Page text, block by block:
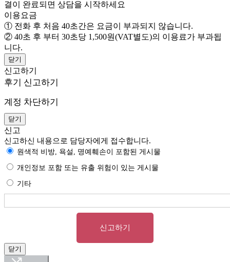
결이 완료되면 상담을 시작하세요
이용요금
① 전화 후 처음 40초간은 요금이 부과되지 않습니다.
② 40초 후 부터 30초당 1,500원(VAT별도)의 이용료가 부과됩
니다.
닫기
신고하기
후기 신고하기
계정 차단하기
닫기
신고
신고하신 내용으로 담당자에게 접수합니다.
원색적 비방, 욕설, 명예훼손이 포함된 게시물
개인정보 포함 또는 유출 위험이 있는 게시물
기타
신고하기
닫기